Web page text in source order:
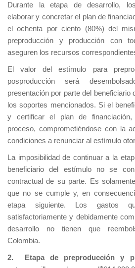
Durante la etapa de desarrollo,
elaborar y concretar el plan de
el ochenta por ciento (80%) del
preproducción y producción con
aseguren los recursos
El valor del estímulo para
posproducción será
presentación por parte del beneficiario
los soportes mencionados. Si el
y certificar el plan de
proceso, comprometiéndose con la
condiciones a renunciar al estímulo
La imposibilidad de continuar a la
beneficiario del estímulo no se
contractual de su parte. Es
que no se cumple y, en
etapa siguiente. Los gastos
satisfactoriamente y debidamente
desarrollo no tienen que
Colombia.
2. Etapa de preproducción y